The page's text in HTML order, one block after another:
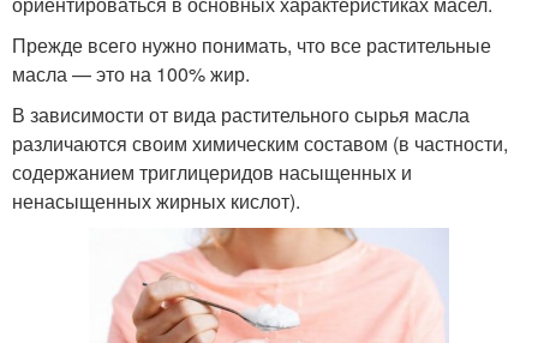
Прежде всего нужно понимать, что все растительные
масла — это на 100% жир.
В зависимости от вида растительного сырья масла
различаются своим химическим составом (в частности,
содержанием триглицеридов насыщенных и
ненасыщенных жирных кислот).